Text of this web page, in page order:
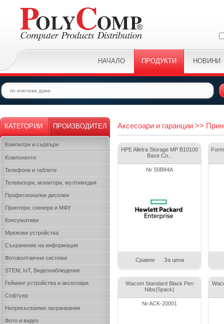
НАЧАЛО ПРОДУКТИ НОВИНИ
КАТЕГОРИИ ПРОИЗВОДИТЕЛ
Компютри и сървъри
Kомпоненти
Телефони и таблети
Телевизори, монитори, мултимедия
Професионални дисплеи
Принтери, скенери и МФУ
Консумативи
Мрежови устройства
Съхранение на информация
Фотоволтаични системи
STEM, IoT, Видеонаблюдение
Гейминг устройства и аксесоари
Софтуер
Непрекъсваеми захранвания
Фото и видео
Аксесоари и гаранции >>
HPE Alletra Storage MP B10100
Base Co...
№ S0B84A
Сравни За цена
Wacom Standard Black Pen
Nibs(5pack)
№ ACK-20001